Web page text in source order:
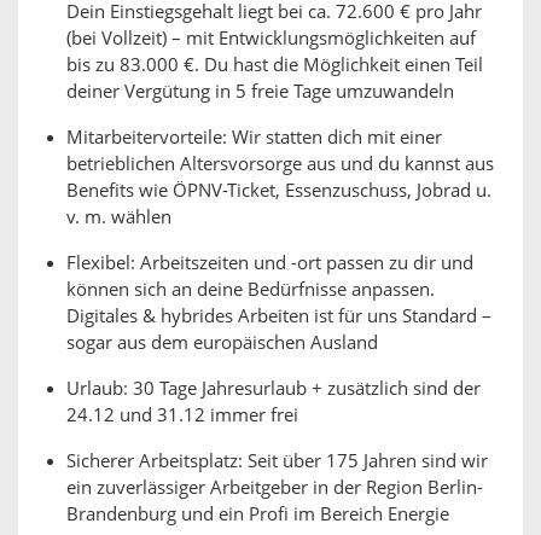
Dein Einstiegsgehalt liegt bei ca. 72.600 € pro Jahr
(bei Vollzeit) – mit Entwicklungsmöglichkeiten auf
bis zu 83.000 €. Du hast die Möglichkeit einen Teil
deiner Vergütung in 5 freie Tage umzuwandeln
Mitarbeitervorteile: Wir statten dich mit einer
betrieblichen Altersvorsorge aus und du kannst aus
Benefits wie ÖPNV-Ticket, Essenzuschuss, Jobrad u.
v. m. wählen
Flexibel: Arbeitszeiten und -ort passen zu dir und
können sich an deine Bedürfnisse anpassen.
Digitales & hybrides Arbeiten ist für uns Standard –
sogar aus dem europäischen Ausland
Urlaub: 30 Tage Jahresurlaub + zusätzlich sind der
24.12 und 31.12 immer frei
Sicherer Arbeitsplatz: Seit über 175 Jahren sind wir
ein zuverlässiger Arbeitgeber in der Region Berlin-
Brandenburg und ein Profi im Bereich Energie